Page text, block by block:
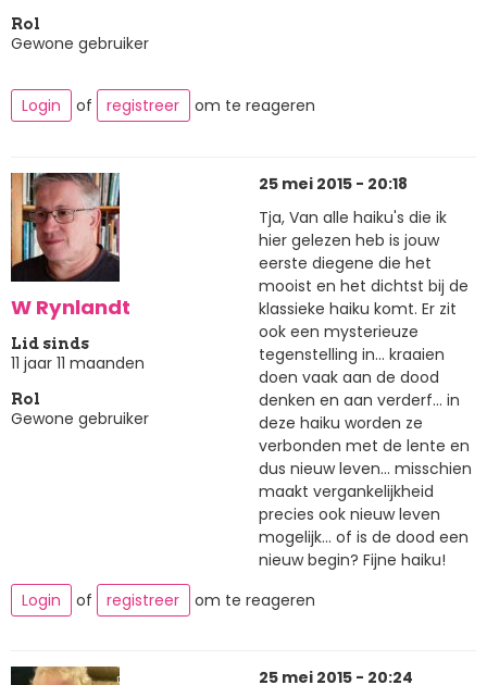
Rol
Gewone gebruiker
Login of registreer om te reageren
W Rynlandt
Lid sinds
11 jaar 11 maanden
Rol
Gewone gebruiker
25 mei 2015 - 20:18
Tja, Van alle haiku's die ik
hier gelezen heb is jouw
eerste diegene die het
mooist en het dichtst bij de
klassieke haiku komt. Er zit
ook een mysterieuze
tegenstelling in... kraaien
doen vaak aan de dood
denken en aan verderf... in
deze haiku worden ze
verbonden met de lente en
dus nieuw leven... misschien
maakt vergankelijkheid
precies ook nieuw leven
mogelijk... of is de dood een
nieuw begin? Fijne haiku!
Login
of registreer om te reageren
25 mei 2015 - 20:24